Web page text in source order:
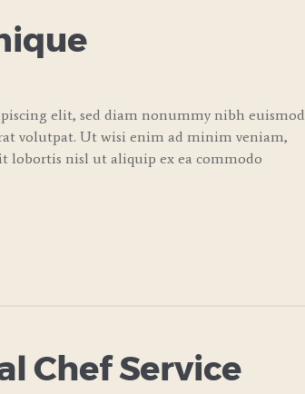
elit, sed diam nonummy nibh euismod
volutpat. Ut wisi enim ad minim veniam,
lobortis nisl ut aliquip ex ea commodo
Chef Service